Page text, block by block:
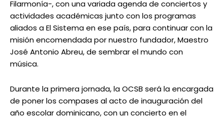
Filarmonía-, con una variada agenda de conciertos y
actividades académicas junto con los programas
aliados a El Sistema en ese país, para continuar con la
misión encomendada por nuestro fundador, Maestro
José Antonio Abreu, de sembrar el mundo con
música.
Durante la primera jornada, la OCSB será la encargada
de poner los compases al acto de inauguración del
año escolar dominicano, con un concierto en el